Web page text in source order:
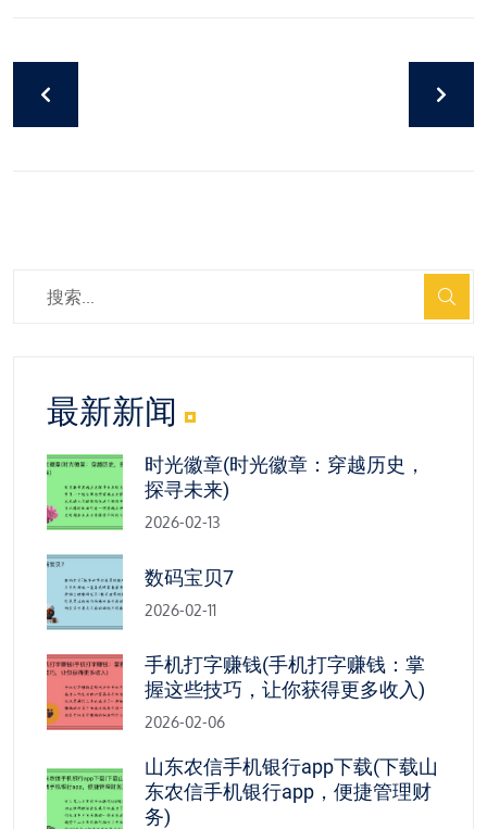
最新新闻
时光徽章(时光徽章：穿越历史，
探寻未来)
2026-02-13
数码宝贝7
2026-02-11
手机打字赚钱(手机打字赚钱：掌
握这些技巧，让你获得更多收入)
2026-02-06
山东农信手机银行app下载(下载山
东农信手机银行app，便捷管理财
务)